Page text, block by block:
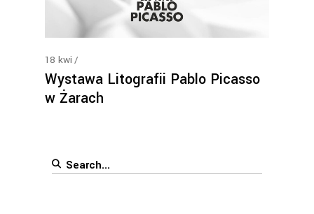
18 kwi
Wystawa Litografii Pablo Picasso
w Żarach
Search